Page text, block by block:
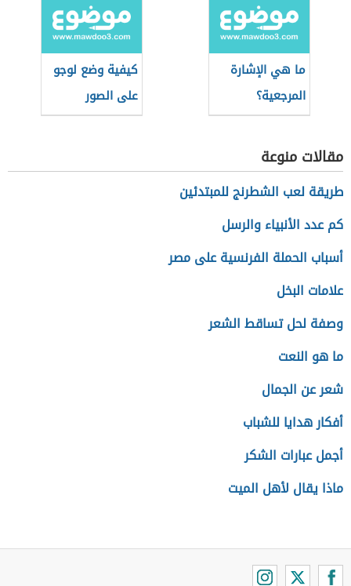
ما هي الإشارة
المرجعية؟
كيفية وضع لوجو
على الصور
مقالات منوعة
طريقة لعب الشطرنج للمبتدئين
كم عدد الأنبياء والرسل
أسباب الحملة الفرنسية على مصر
علامات البخل
وصفة لحل تساقط الشعر
ما هو النعت
شعر عن الجمال
أفكار هدايا للشباب
أجمل عبارات الشكر
ماذا يقال لأهل الميت